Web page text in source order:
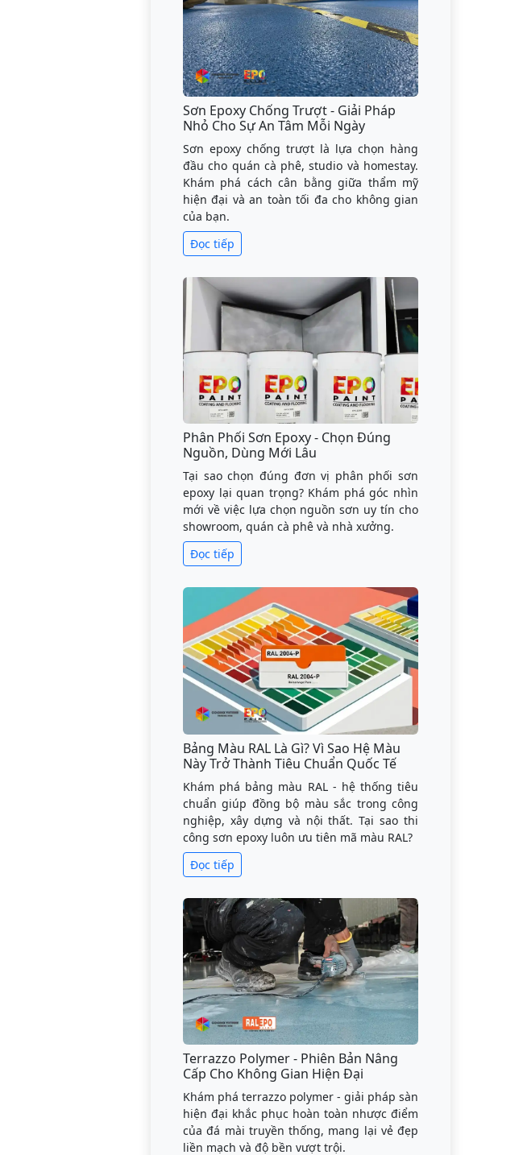
Sơn Epoxy Chống Trượt - Giải Pháp
Nhỏ Cho Sự An Tâm Mỗi Ngày
Sơn epoxy chống trượt là lựa chọn hàng
đầu cho quán cà phê, studio và homestay.
Khám phá cách cân bằng giữa thẩm mỹ
hiện đại và an toàn tối đa cho không gian
của bạn.
Đọc tiếp
Phân Phối Sơn Epoxy - Chọn Đúng
Nguồn, Dùng Mới Lâu
Tại sao chọn đúng đơn vị phân phối sơn
epoxy lại quan trọng? Khám phá góc nhìn
mới về việc lựa chọn nguồn sơn uy tín cho
showroom, quán cà phê và nhà xưởng.
Đọc tiếp
Bảng Màu RAL Là Gì? Vì Sao Hệ Màu
Này Trở Thành Tiêu Chuẩn Quốc Tế
Khám phá bảng màu RAL - hệ thống tiêu
chuẩn giúp đồng bộ màu sắc trong công
nghiệp, xây dựng và nội thất. Tại sao thi
công sơn epoxy luôn ưu tiên mã màu RAL?
Đọc tiếp
Terrazzo Polymer - Phiên Bản Nâng
Cấp Cho Không Gian Hiện Đại
Khám phá terrazzo polymer - giải pháp sàn
hiện đại khắc phục hoàn toàn nhược điểm
của đá mài truyền thống, mang lại vẻ đẹp
liền mạch và độ bền vượt trội.